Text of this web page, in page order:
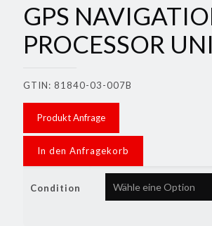
GPS
PROCESSOR
GTIN: 81840-03-007B
Produkt Anfrage
In den Anfragekorb
Condition